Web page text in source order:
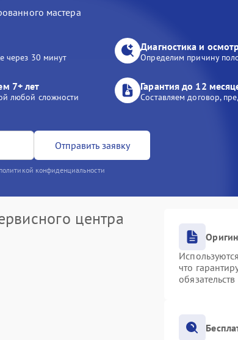
мастера
через 30 минут
Диагностика и
Определим причину
7+ лет
любой сложности
Гарантия до 12
Составляем договор,
Отправить заявку
конфиденциальности
центра
что
обязательств